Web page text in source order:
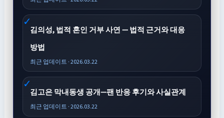
김의성, 법적 혼인 거부 사연 — 법적 근거와 대응
방법
최근 업데이트 · 2026.03.22
김고은 막내동생 공개—팬 반응 후기와 사실관계
최근 업데이트 · 2026.03.22